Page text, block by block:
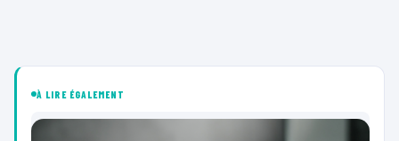
À LIRE ÉGALEMENT